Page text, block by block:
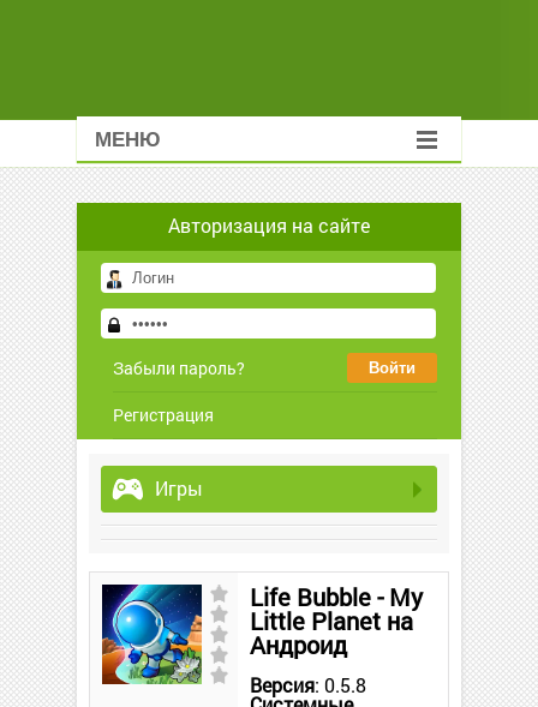
МЕНЮ
Авторизация на сайте
Забыли пароль?
Регистрация
Игры
Life Bubble - My
Little Planet на
Андроид
Версия: 0.5.8